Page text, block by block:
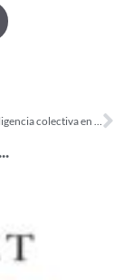
Invitación – Inteligencia colectiva en Acción